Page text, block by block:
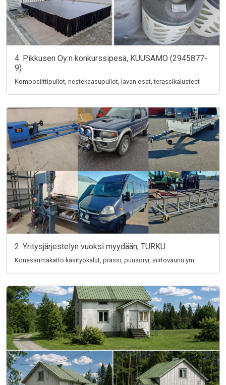
4. Pikkusen Oy:n konkurssipesä, KUUSAMO (2945877-
9)
Komposiittipullot, nestekaasupullot, lavan osat, terassikalusteet
2. Yritysjärjestelyn vuoksi myydään, TURKU
Konesaumakatto käsityökalut, prässi, puusorvi, siirtovaunu ym.